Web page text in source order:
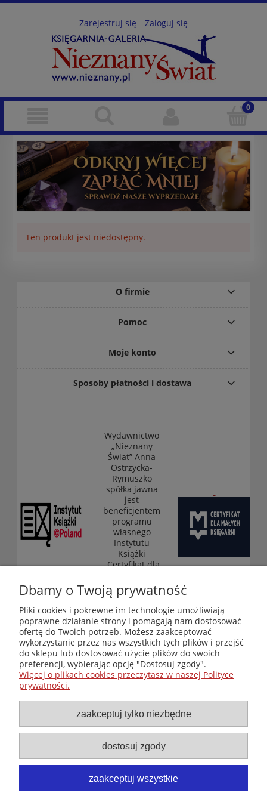
Zarejestruj się Zaloguj się
Ten produkt jest niedostępny.
O firmie
Pomoc
Moje konto
Sposoby płatności i dostawa
Wydawnictwo
„Nieznany
Świat” Anna
Ostrzycka-
Rymuszko
spółka jawna
jest
beneficjentem
programu
własnego
Instytutu
Książki
„Certyfikat dla
księgarni”
(edycja 2025-
2026)
Księgarnia-Galeria "Nieznany Świat" - internetowy sklep
ezoteryczny online
Zapraszamy również do odwiedzenia naszej księgarni
stacjonarnej przy ul. Kredytowej 2 w Warszawie
© Copyright 2014-2026 Wydawnictwo "Nieznany Świat"
Wszelkie prawa zastrzeżone
Dbamy o Twoją prywatność
Pliki cookies i pokrewne im technologie umożliwiają
poprawne działanie strony i pomagają nam dostosować
ofertę do Twoich potrzeb. Możesz zaakceptować
wykorzystanie przez nas wszystkich tych plików i przejść
do sklepu lub dostosować użycie plików do swoich
preferencji, wybierając opcję "Dostosuj zgody".
Więcej o plikach cookies przeczytasz w naszej Polityce
prywatności.
zaakceptuj tylko niezbędne
dostosuj zgody
zaakceptuj wszystkie